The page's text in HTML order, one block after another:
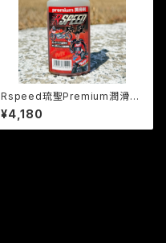
Rspeed琉聖Premium潤滑
剤 家でも大活躍！
¥4,180